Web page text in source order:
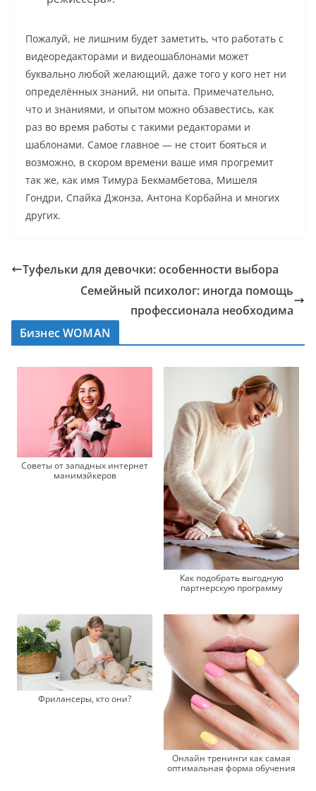
Пожалуй, не лишним будет заметить, что работать с
видеоредакторами и видеошаблонами может
буквально любой желающий, даже того у кого нет ни
определённых знаний, ни опыта. Примечательно,
что и знаниями, и опытом можно обзавестись, как
раз во время работы с такими редакторами и
шаблонами. Самое главное — не стоит бояться и
возможно, в скором времени ваше имя прогремит
так же, как имя Тимура Бекмамбетова, Мишеля
Гондри, Спайка Джонза, Антона Корбайна и многих
других.
Туфельки для девочки: особенности выбора
Семейный психолог: иногда помощь
профессионала необходима
Бизнес WOMAN
Советы от западных интернет
манимэйкеров
Как подобрать выгодную
партнерскую программу
Фрилансеры, кто они?
Онлайн тренинги как самая
оптимальная форма обучения